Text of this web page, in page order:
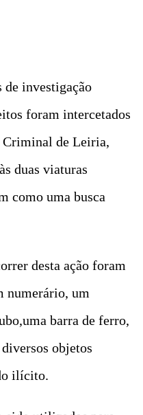
de investigação
foram intercetados
Criminal de Leiria,
duas viaturas
como uma busca
desta ação foram
numerário, um
barra de ferro,
objetos
ilícito.